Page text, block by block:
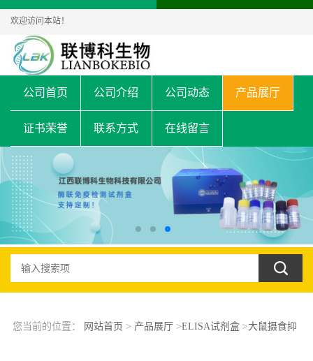
欢迎访问本站！
公司首页 公司介绍 公司动态 产品展厅
证书荣誉 联系方式 在线留言
您当前的位置： 网站首页 > 产品展厅 >ELISA试剂盒>大鼠摄食抑